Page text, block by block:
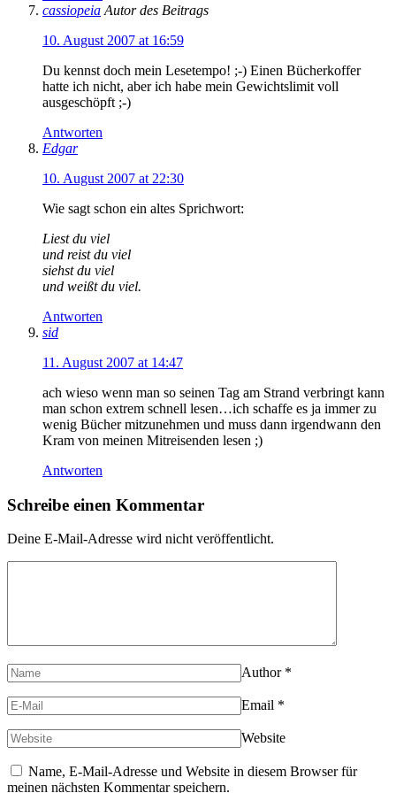
cassiopeia Autor des Beitrags
10. August 2007 at 16:59
Du kennst doch mein Lesetempo! ;-) Einen Bücherkoffer
hatte ich nicht, aber ich habe mein Gewichtslimit voll
ausgeschöpft ;-)
Antworten
Edgar
10. August 2007 at 22:30
Wie sagt schon ein altes Sprichwort:
Liest du viel
und reist du viel
siehst du viel
und weißt du viel.
Antworten
sid
11. August 2007 at 14:47
ach wieso wenn man so seinen Tag am Strand verbringt kann
man schon extrem schnell lesen…ich schaffe es ja immer zu
wenig Bücher mitzunehmen und muss dann irgendwann den
Kram von meinen Mitreisenden lesen ;)
Antworten
Schreibe einen Kommentar
Deine E-Mail-Adresse wird nicht veröffentlicht.
Author *
Email *
Website
Name, E-Mail-Adresse und Website in diesem Browser für
meinen nächsten Kommentar speichern.